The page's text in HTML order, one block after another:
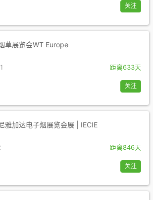
关注
草展览会WT Europe
距离633天
关注
雅加达电子烟展览会展 | IECIE
距离846天
关注